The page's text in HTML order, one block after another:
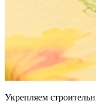
Укрепляем